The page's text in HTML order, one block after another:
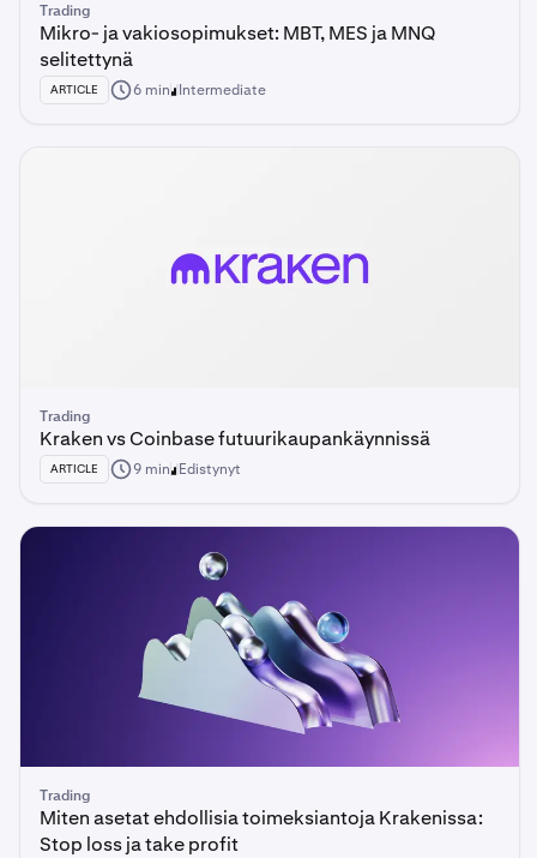
Trading
Mikro- ja vakiosopimukset: MBT, MES ja MNQ
selitettynä
ARTICLE 6 min Intermediate
Trading
Kraken vs Coinbase futuurikaupankäynnissä
ARTICLE 9 min Edistynyt
Trading
Miten asetat ehdollisia toimeksiantoja Krakenissa:
Stop loss ja take profit